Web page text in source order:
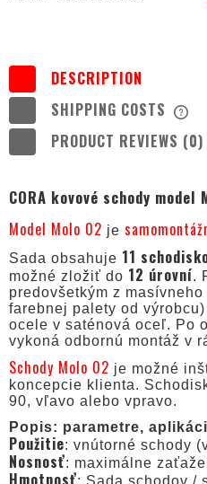
DESCRIPTION
SHIPPING COSTS
PRODUCT REVIEWS (0)
CORA kovové schody
Model Molo 02 je
Sada obsahuje 11
možné zložiť do 12 úrovní.
predovšetkým z
farebnej palety od
ocele v saténová oceľ. Po
vykoná odbornú montáž v
Schody Molo 02 je možné
koncepcie klienta.
90, vľavo alebo vpravo.
Popis: parametre,
Použitie: vnútorné schody
Nosnosť: maximálne
Hmotnosť: Sada schodov /